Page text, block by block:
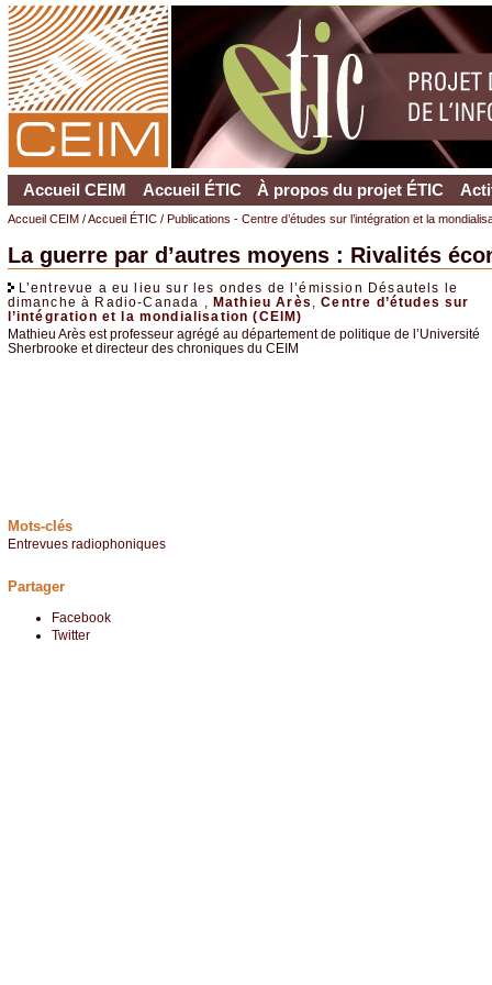
Accueil CEIM Accueil ÉTIC À propos du projet ÉTIC
Accueil CEIM/Accueil ÉTIC/ Publications - Centre d’études sur l’intégration et la
La guerre par d’autres moyens : Rivalités
L’entrevue a eu lieu sur les ondes de l’émission Désautels le
dimanche à Radio-Canada , Mathieu Arès ,Centre d’études sur
l’intégration et la mondialisation (CEIM)
Mathieu Arès est professeur agrégé au département de politique de l’Université
Sherbrooke et directeur des chroniques du CEIM
Mots-clés
Entrevues radiophoniques
Partager
Facebook
Twitter